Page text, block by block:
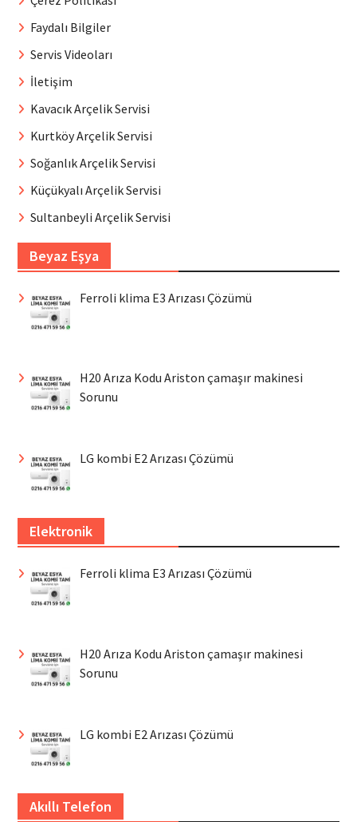
Faydalı Bilgiler
Servis Videoları
İletişim
Kavacık Arçelik Servisi
Kurtköy Arçelik Servisi
Soğanlık Arçelik Servisi
Küçükyalı Arçelik Servisi
Sultanbeyli Arçelik Servisi
Beyaz Eşya
Ferroli klima E3 Arızası Çözümü
H20 Arıza Kodu Ariston çamaşır makinesi
Sorunu
LG kombi E2 Arızası Çözümü
Elektronik
Ferroli klima E3 Arızası Çözümü
H20 Arıza Kodu Ariston çamaşır makinesi
Sorunu
LG kombi E2 Arızası Çözümü
Akıllı Telefon